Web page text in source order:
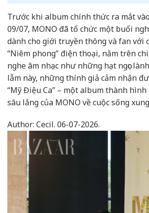
Trước khi album chính thức ra mắt
09/07, MONO đã tổ chức một buổi
dành cho giới truyền thông và fan với
“Niêm phong” điện thoại, nằm trên
nghe âm nhạc như những hạt ngọc
lẫm này, những thính giả cảm nhận
“Mỹ Điệu Ca” – một album thành
sâu lắng của MONO về cuộc sống
Author: Cecil. 06-07-2026.